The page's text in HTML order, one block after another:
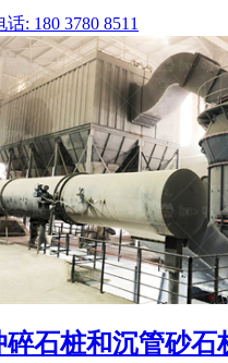
: 180 3780 8511
碎石桩和沉管砂石